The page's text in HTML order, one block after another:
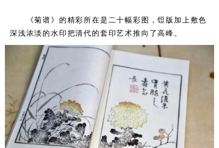
《菊谱》的精彩所在是二十幅彩图，饾版加上敷色
深浅浓淡的水印把清代的套印艺术推向了高峰。